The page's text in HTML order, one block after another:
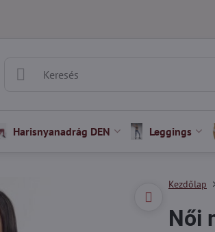
Harisnyanadrág DEN Leggings
Kezdőlap
Női